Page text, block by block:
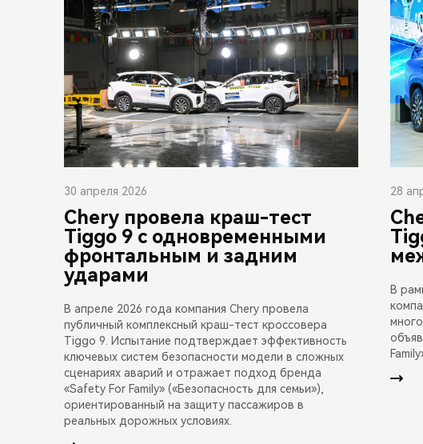
30 апреля 2026
Chery провела краш-тест
Tiggo 9 с одновременными
фронтальным и задним
ударами
В апреле 2026 года компания Chery провела
публичный комплексный краш-тест кроссовера
Tiggo 9. Испытание подтверждает эффективность
ключевых систем безопасности модели в сложных
сценариях аварий и отражает подход бренда
«Safety For Family» («Безопасность для семьи»),
ориентированный на защиту пассажиров в
реальных дорожных условиях.
28
В